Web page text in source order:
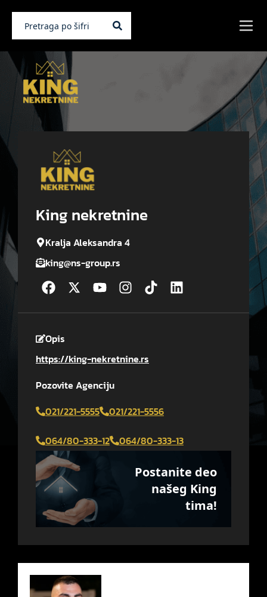
King nekretnine
Kralja Aleksandra 4
king@ns-group.rs
Opis
https://king-nekretnine.rs
Pozovite Agenciju
021/221-5555
021/221-5556
064/80-333-12 064/80-333-13
Postanite deo
našeg King
tima!